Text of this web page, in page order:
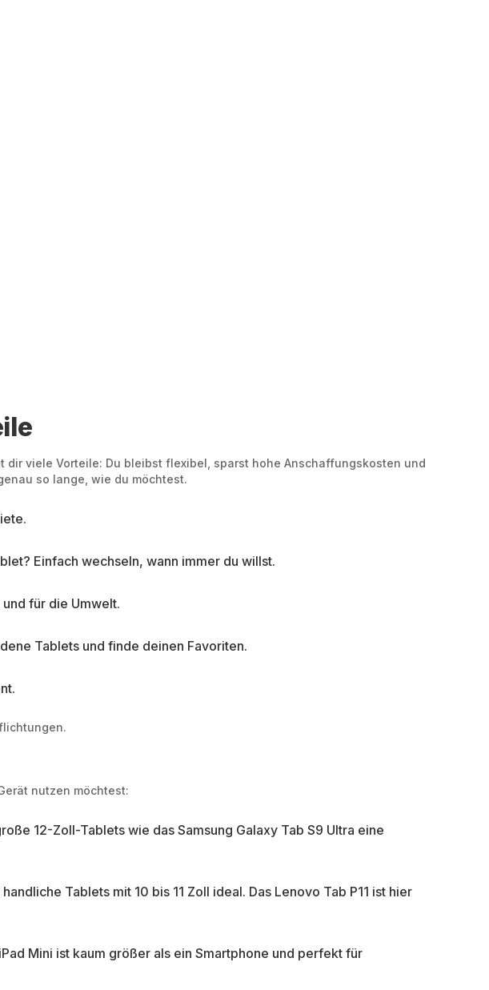
viele Vorteile: Du bleibst flexibel, sparst hohe Anschaffungskosten und
so lange, wie du möchtest.
Einfach wechseln, wann immer du willst.
für die Umwelt.
Tablets und finde deinen Favoriten.
nutzen möchtest:
12-Zoll-Tablets wie das Samsung Galaxy Tab S9 Ultra eine
Tablets mit 10 bis 11 Zoll ideal. Das Lenovo Tab P11 ist hier
Mini ist kaum größer als ein Smartphone und perfekt für